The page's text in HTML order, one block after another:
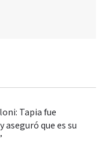
Tapia fue
que es su